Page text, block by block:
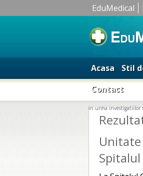
EduMedical
Acasa Stil
Contact
in urma investigatiilor
Spitalul